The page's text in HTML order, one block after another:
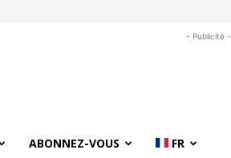
- Publicité -
ABONNEZ-VOUS FR